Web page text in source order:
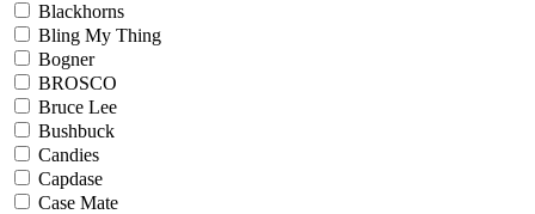
Blackhorns
Bling My Thing
Bogner
BROSCO
Bruce Lee
Bushbuck
Candies
Capdase
Case Mate